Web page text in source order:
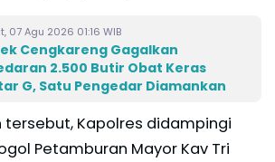
07 Agu 2026 01:16 WIB
Cengkareng Gagalkan
2.500 Butir Obat Keras
G, Satu Pengedar Diamankan
tersebut, Kapolres didampingi
Petamburan Mayor Kav Tri